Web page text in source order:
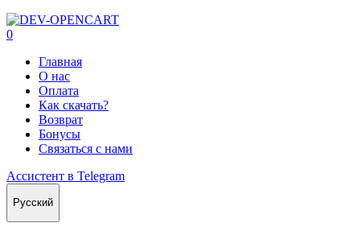
0
Главная
О нас
Оплата
Как скачать?
Возврат
Бонусы
Связаться с нами
Ассистент в Telegram
Русский